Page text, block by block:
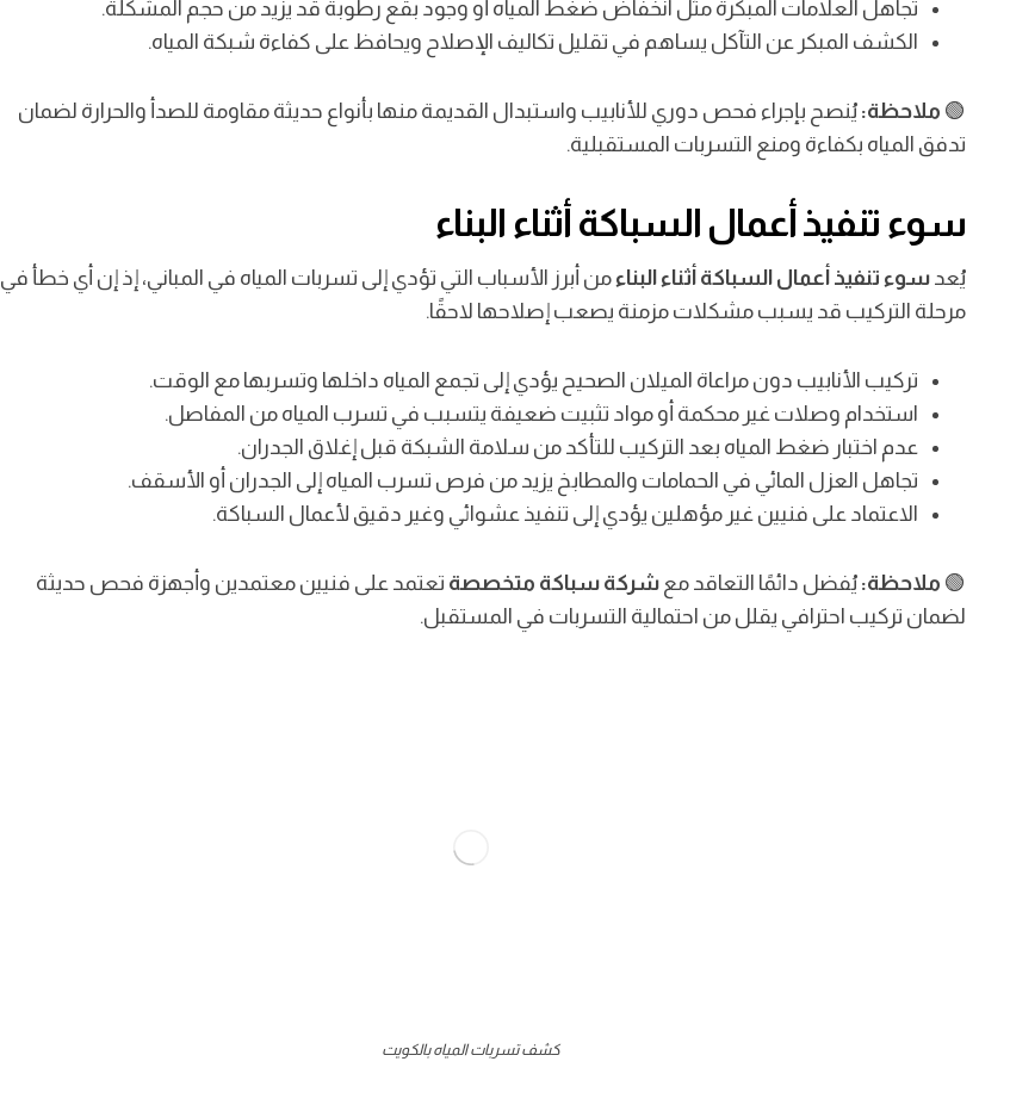
تجاهل العلامات المبكرة مثل انخفاض ضغط المياه أو وجود بقع رطوبة قد يزيد من حجم المشكلة.
الكشف المبكر عن التآكل يساهم في تقليل تكاليف الإصلاح ويحافظ على كفاءة شبكة المياه.
🟢 ملاحظة: يُنصح بإجراء فحص دوري للأنابيب واستبدال القديمة منها بأنواع حديثة مقاومة للصدأ والحرارة لضمان
تدفق المياه بكفاءة ومنع التسربات المستقبلية.
سوء تنفيذ أعمال السباكة أثناء البناء
يُعد سوء تنفيذ أعمال السباكة أثناء البناء من أبرز الأسباب التي تؤدي إلى تسربات المياه في المباني، إذ إن أي خطأ في
مرحلة التركيب قد يسبب مشكلات مزمنة يصعب إصلاحها لاحقًا.
تركيب الأنابيب دون مراعاة الميلان الصحيح يؤدي إلى تجمع المياه داخلها وتسربها مع الوقت.
استخدام وصلات غير محكمة أو مواد تثبيت ضعيفة يتسبب في تسرب المياه من المفاصل.
عدم اختبار ضغط المياه بعد التركيب للتأكد من سلامة الشبكة قبل إغلاق الجدران.
تجاهل العزل المائي في الحمامات والمطابخ يزيد من فرص تسرب المياه إلى الجدران أو الأسقف.
الاعتماد على فنيين غير مؤهلين يؤدي إلى تنفيذ عشوائي وغير دقيق لأعمال السباكة.
🟢 ملاحظة: يُفضل دائمًا التعاقد مع شركة سباكة متخصصة تعتمد على فنيين معتمدين وأجهزة فحص حديثة
لضمان تركيب احترافي يقلل من احتمالية التسربات في المستقبل.
كشف تسربات المياه بالكويت